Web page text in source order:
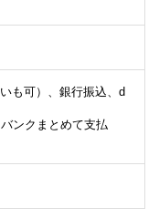
も可）、銀行振込、d
ンクまとめて支払